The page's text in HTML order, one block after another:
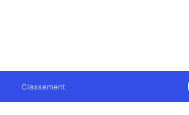
Classement